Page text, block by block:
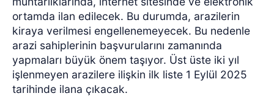
ortamda ilan edilecek. Bu durumda, arazilerin
kiraya verilmesi engellenemeyecek. Bu nedenle
arazi sahiplerinin başvurularını zamanında
yapmaları büyük önem taşıyor. Üst üste iki yıl
işlenmeyen arazilere ilişkin ilk liste 1 Eylül 2025
tarihinde ilana çıkacak.